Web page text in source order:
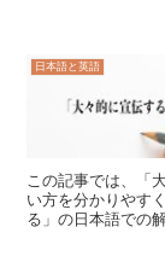
日本語と英語
この記事では、「
い方を分かりやす
る」の日本語での